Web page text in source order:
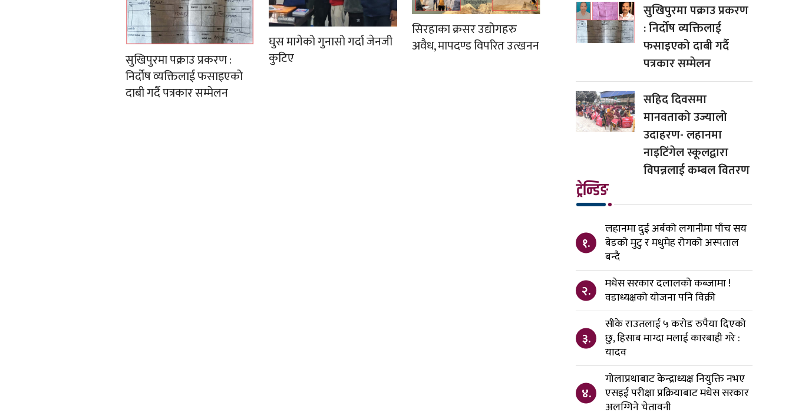
सुखिपुरमा पक्राउ प्रकरण :
निर्दोष व्यक्तिलाई फसाइएको
दाबी गर्दै पत्रकार सम्मेलन
घुस मागेको गुनासो गर्दा जेनजी
कुटिए
सिरहाका क्रसर उद्योगहरु
अवैध, मापदण्ड विपरित उत्खनन
सुखिपुरमा पक्राउ प्रकरण
: निर्दोष व्यक्तिलाई
फसाइएको दाबी गर्दै
पत्रकार सम्मेलन
सहिद दिवसमा
मानवताको उज्यालो
उदाहरण- लहानमा
नाइटिंगेल स्कूलद्वारा
विपन्नलाई कम्बल वितरण
ट्रेन्डिङ
१.
लहानमा दुई अर्बको लगानीमा पाँच सय
बेडको मुटु र मधुमेह रोगको अस्पताल
बन्दै
२.
मधेस सरकार दलालको कब्जामा !
वडाध्यक्षको योजना पनि विक्री
३.
सीके राउतलाई ५ करोड रुपैया दिएको
छु, हिसाब माग्दा मलाई कारबाही गरे :
यादव
४.
गोलाप्रथाबाट केन्द्राध्यक्ष नियुक्ति नभए
एसइई परीक्षा प्रक्रियाबाट मधेस सरकार
अलग्गिने चेतावनी